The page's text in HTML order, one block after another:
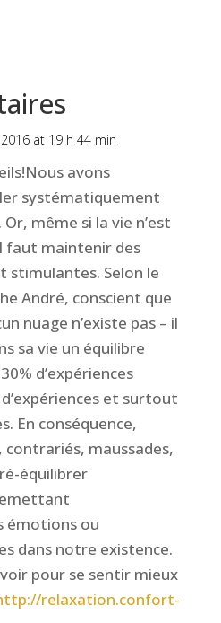
at 19 h 44 min
avons
systématiquement
même si la vie n’est
faut maintenir des
stimulantes. Selon le
André, conscient que
nuage n’existe pas – il
sa vie un équilibre
d’expériences
et surtout
En conséquence,
contrariés, maussades,
équilibrer
émotions ou
dans notre existence.
pour se sentir mieux
relaxation.confort-